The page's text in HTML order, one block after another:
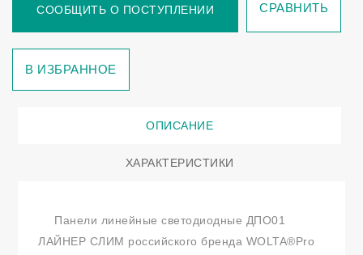
СООБЩИТЬ О ПОСТУПЛЕНИИ СРАВНИТЬ
В ИЗБРАННОЕ
ОПИСАНИЕ
ХАРАКТЕРИСТИКИ
Панели линейные светодиодные ДПО01
ЛАЙНЕР СЛИМ российского бренда WOLTA®Pro